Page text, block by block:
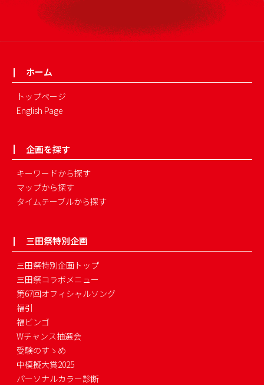
ホーム
トップページ
English Page
企画を探す
キーワードから探す
マップから探す
タイムテーブルから探す
三田祭特別企画
三田祭特別企画トップ
三田祭コラボメニュー
第67回オフィシャルソング
福引
福ビンゴ
Wチャンス抽選会
受験のすゝめ
中模擬大賞2025
パーソナルカラー診断